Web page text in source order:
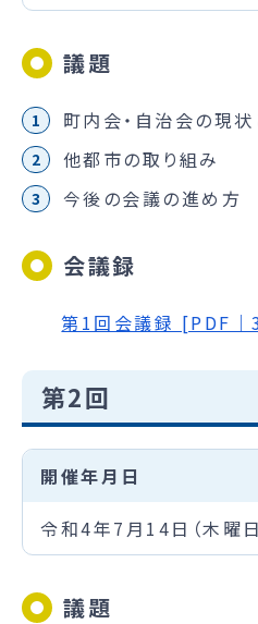
議題
町内会・自治会の現
他都市の取り組み
今後の会議の進め方
会議録
第1回会議録 [PDF
第2回
開催年月日
令和4年7月14日（木曜日
議題